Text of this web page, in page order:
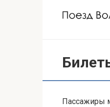
Пассажиры